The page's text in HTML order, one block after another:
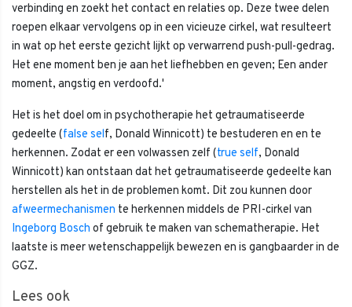
verbinding en zoekt het contact en relaties op. Deze twee delen
roepen elkaar vervolgens op in een vicieuze cirkel, wat resulteert
in wat op het eerste gezicht lijkt op verwarrend push-pull-gedrag.
Het ene moment ben je aan het liefhebben en geven; Een ander
moment, angstig en verdoofd.'
Het is het doel om in psychotherapie het getraumatiseerde
gedeelte (false self, Donald Winnicott) te bestuderen en en te
herkennen. Zodat er een volwassen zelf (true self, Donald
Winnicott) kan ontstaan dat het getraumatiseerde gedeelte kan
herstellen als het in de problemen komt. Dit zou kunnen door
afweermechanismen te herkennen middels de PRI-cirkel van
Ingeborg Bosch of gebruik te maken van schematherapie. Het
laatste is meer wetenschappelijk bewezen en is gangbaarder in de
GGZ.
Lees ook